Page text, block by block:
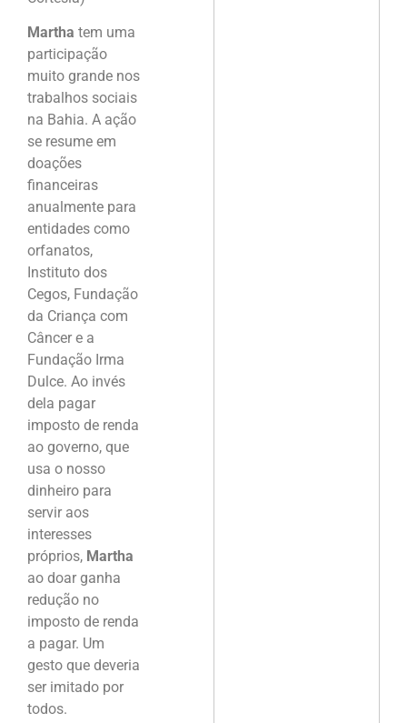
Martha tem uma
participação
muito grande nos
trabalhos sociais
na Bahia. A ação
se resume em
doações
financeiras
anualmente para
entidades como
orfanatos,
Instituto dos
Cegos, Fundação
da Criança com
Câncer e a
Fundação Irma
Dulce. Ao invés
dela pagar
imposto de renda
ao governo, que
usa o nosso
dinheiro para
servir aos
interesses
próprios, Martha
ao doar ganha
redução no
imposto de renda
a pagar. Um
gesto que deveria
ser imitado por
todos.